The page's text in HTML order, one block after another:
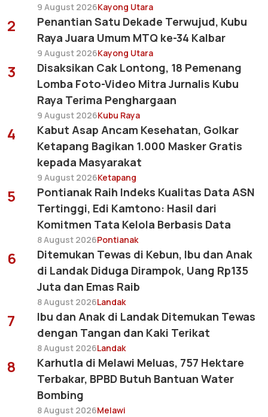
9 August 2026Kayong Utara
2
Penantian Satu Dekade Terwujud, Kubu
Raya Juara Umum MTQ ke-34 Kalbar
9 August 2026Kayong Utara
3
Disaksikan Cak Lontong, 18 Pemenang
Lomba Foto-Video Mitra Jurnalis Kubu
Raya Terima Penghargaan
9 August 2026Kubu Raya
4
Kabut Asap Ancam Kesehatan, Golkar
Ketapang Bagikan 1.000 Masker Gratis
kepada Masyarakat
9 August 2026Ketapang
5
Pontianak Raih Indeks Kualitas Data ASN
Tertinggi, Edi Kamtono: Hasil dari
Komitmen Tata Kelola Berbasis Data
8 August 2026Pontianak
6
Ditemukan Tewas di Kebun, Ibu dan Anak
di Landak Diduga Dirampok, Uang Rp135
Juta dan Emas Raib
8 August 2026Landak
7
Ibu dan Anak di Landak Ditemukan Tewas
dengan Tangan dan Kaki Terikat
8 August 2026Landak
8
Karhutla di Melawi Meluas, 757 Hektare
Terbakar, BPBD Butuh Bantuan Water
Bombing
8 August 2026Melawi